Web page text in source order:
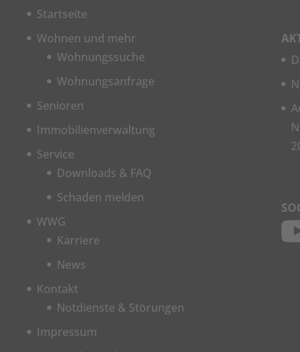
Startseite
Wohnen und mehr
Wohnungssuche
Wohnungsanfrage
Senioren
Immobilienverwaltung
Service
Downloads & FAQ
Schaden melden
WWG
Karriere
News
Kontakt
Notdienste & Störungen
Impressum